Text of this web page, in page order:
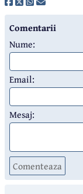
Comentarii
Nume:
Email:
Mesaj:
Comenteaza